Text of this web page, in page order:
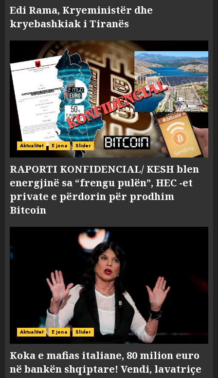
Edi Rama, Kryeministër dhe
kryebashkiak i Tiranës
Aktualitet E jona Slider
RAPORTI KONFIDENCIAL/ KESH blen
energjinë sa “frengu pulën”, HEC -et
private e përdorin për prodhim
Bitcoin
Aktualitet E jona Slider
Koka e mafias italiane, 80 milion euro
në bankën shqiptare! Vendi, lavatriçe